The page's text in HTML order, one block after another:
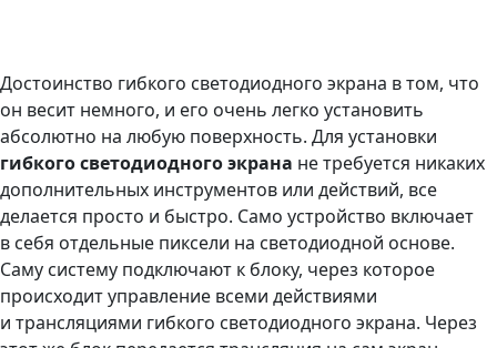
Достоинство гибкого светодиодного экрана в том, что
он весит немного, и его очень легко установить
абсолютно на любую поверхность. Для установки
гибкого светодиодного экрана не требуется никаких
дополнительных инструментов или действий, все
делается просто и быстро. Само устройство включает
в себя отдельные пиксели на светодиодной основе.
Саму систему подключают к блоку, через которое
происходит управление всеми действиями
и трансляциями гибкого светодиодного экрана. Через